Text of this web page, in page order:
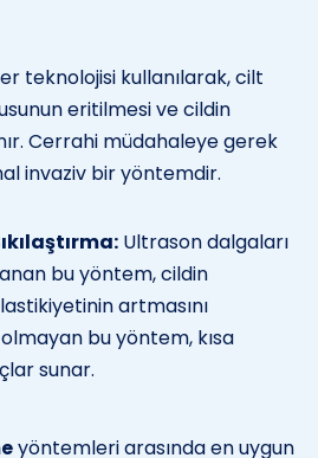
teknolojisi kullanılarak, cilt
eritilmesi ve cildin
Cerrahi müdahaleye gerek
invaziv bir yöntemdir.
Ultrason dalgaları
bu yöntem, cildin
artmasını
bu yöntem, kısa
sunar.
yöntemleri arasında en uygun